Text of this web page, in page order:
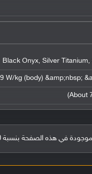
Black Onyx, Silver
بنسبة 100%، وفي حالة وجود خطأ يُرجى